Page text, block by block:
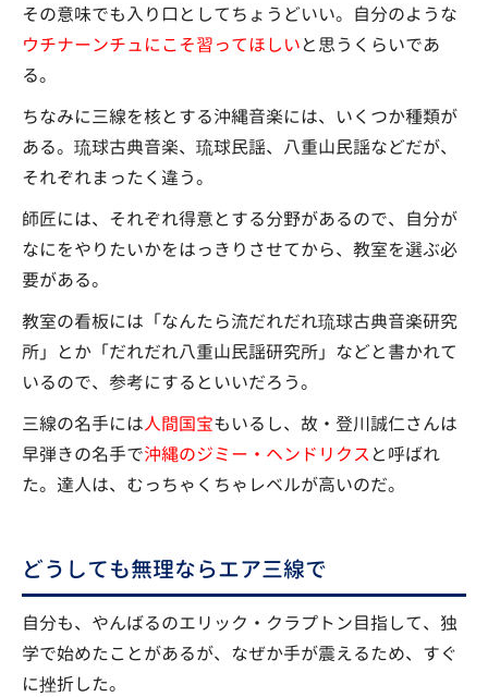
その意味でも入り口としてちょうどいい。自分のような
ウチナーンチュにこそ習ってほしいと思うくらいであ
る。
ちなみに三線を核とする沖縄音楽には、いくつか種類が
ある。琉球古典音楽、琉球民謡、八重山民謡などだが、
それぞれまったく違う。
師匠には、それぞれ得意とする分野があるので、自分が
なにをやりたいかをはっきりさせてから、教室を選ぶ必
要がある。
教室の看板には「なんたら流だれだれ琉球古典音楽研究
所」とか「だれだれ八重山民謡研究所」などと書かれて
いるので、参考にするといいだろう。
三線の名手には人間国宝もいるし、故・登川誠仁さんは
早弾きの名手で沖縄のジミー・ヘンドリクス と呼ばれ
た。達人は、むっちゃくちゃレベルが高いのだ。
どうしても無理ならエア三線で
自分も、やんばるのエリック・クラプトン目指して、独
学で始めたことがあるが、なぜか手が震えるため、すぐ
に挫折した。